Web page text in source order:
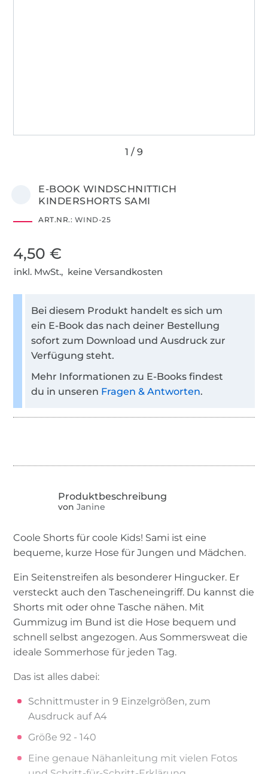
E-BOOK WINDSCHNITTICH
KINDERSHORTS SAMI
ART.NR.: WIND-25
4,50 €
inkl. MwSt., keine Versandkosten
Bei diesem Produkt handelt es sich um
ein E-Book das nach deiner Bestellung
sofort zum Download und Ausdruck zur
Verfügung steht.
Mehr Informationen zu E-Books findest
du in unseren Fragen & Antworten.
von Janine
Coole Shorts für coole Kids! Sami ist eine
bequeme, kurze Hose für Jungen und Mädchen.
Ein Seitenstreifen als besonderer Hingucker. Er
versteckt auch den Tascheneingriff. Du kannst die
Shorts mit oder ohne Tasche nähen. Mit
Gummizug im Bund ist die Hose bequem und
schnell selbst angezogen. Aus Sommersweat die
ideale Sommerhose für jeden Tag.
Das ist alles dabei:
Schnittmuster in 9 Einzelgrößen, zum
Ausdruck auf A4
Größe 92 - 140
Eine genaue Nähanleitung mit vielen Fotos